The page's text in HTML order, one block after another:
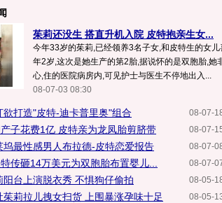
茱莉还没生 搭直升机入院 皮特抱亲生女...
今年33岁的茱莉,已经领养3名子女,和皮特生的女儿
年2岁,这次是她生产的第2胎,据说怀的是双胞胎,她
心,住的医院病房内,可见护士与医生不停地出入...
08-07-03 08:30
08-07-
欲打造"皮特-迪卡普里奥"组合
08-07-
子花费1亿 皮特亲为龙凤胎剪脐带
08-07-
坞最性感男人布拉德-皮特恋爱报告
08-07-
传砸14万美元为双胞胎布置婴儿...
08-05-
阳台上演脱衣秀 不惧狗仔偷拍
08-05-
茱莉拉儿拽女扫货 上围暴涨孕味十足